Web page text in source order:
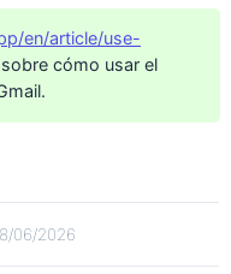
en/article/use-
sobre cómo usar el
06/2026